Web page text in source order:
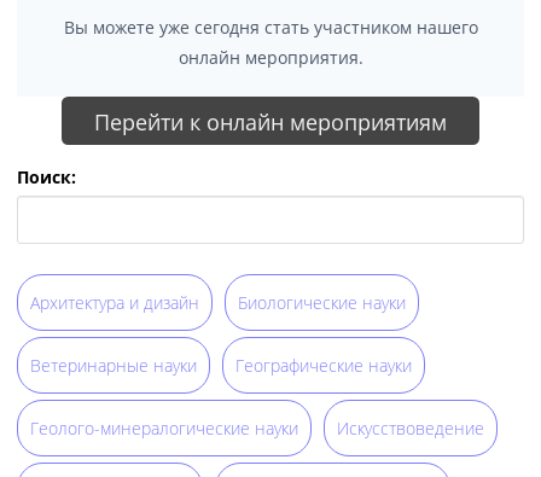
Вы можете уже сегодня стать участником нашего
онлайн мероприятия.
Перейти к онлайн мероприятиям
Поиск:
Архитектура и дизайн Биологические науки
Ветеринарные науки Географические науки
Геолого-минералогические науки Искусствоведение